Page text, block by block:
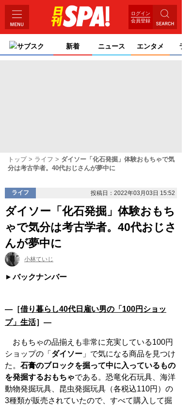
ログイン
会員登録
サブスク 新着 ニュース エンタメ ライ
トップ ライフ
ダイソー「化石発掘」体験おもちゃで気
分は考古学者。40代おじさんが夢中に
ライフ 投稿日：2022年03月03日 15:52
ダイソー「化石発掘」体験おもち
ゃで気分は考古学者。40代おじさ
んが夢中に
小林ていじ
バックナンバー
―［借り暮らし40代日雇い男の「100円ショッ
プ」生活］―
おもちゃの品揃えも非常に充実している100円
ショップの「 ダイソー 」で気になる商品を見つけ
た。 石膏のブロックを掘って中に入っているもの
を発掘するおもちゃである。恐竜化石玩具、海洋
動物発掘玩具、昆虫発掘玩具（各税込110円）の
3種類が販売されていたので、すべて購入して掘